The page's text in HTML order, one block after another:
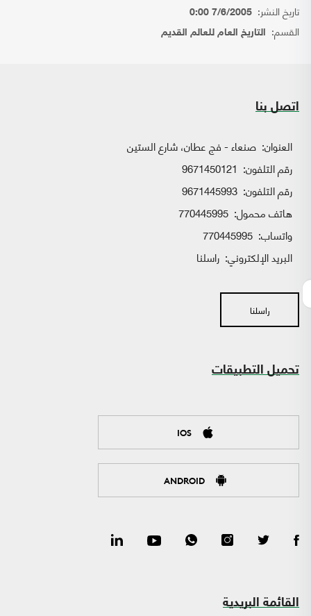
تاريخ النشر: 7/6/2005 0:00
القسم: التاريخ العام للعالم القديم
اتصل بنا
العنوان: صنعاء - فج عطان، شارع الستين
رقم التلفون: 9671450121
رقم التلفون: 9671445993
هاتف محمول: 770445995
واتساب:
البريد الإلكتروني: راسلنا
راسلنا
تحميل التطبيقات
IOS
ANDROID
القائمة البريدية